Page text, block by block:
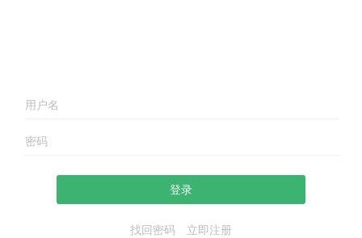
登录
找回密码 立即注册